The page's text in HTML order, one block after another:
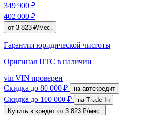
349 900 ₽
402 000 ₽
от 3 823 ₽/мес.
Гарантия юридической чистоты
Оригинал ПТС в наличии
vin VIN проверен
Скидка до 80 000 ₽ на автокредит
Скидка до 100 000 ₽
на Trade-In
Купить в кредит от 3 823 ₽/мес.